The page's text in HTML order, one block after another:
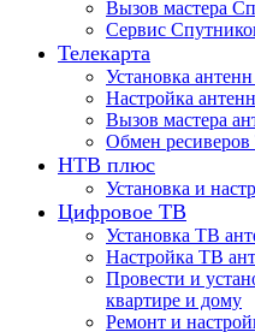
Вызов мастера
Сервис
Телекарта
Установка антенн
Настройка
Вызов мастера
Обмен ресиверов
НТВ плюс
Установка и
Цифровое ТВ
Установка ТВ
Настройка ТВ
Провести и
квартире и дому
Ремонт и